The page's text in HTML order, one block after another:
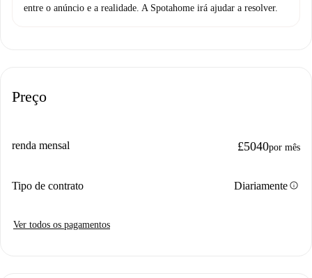
entre o anúncio e a realidade. A Spotahome irá ajudar a resolver.
Preço
renda mensal £5040por mês
Tipo de contrato Diariamenteinfo
Ver todos os pagamentos